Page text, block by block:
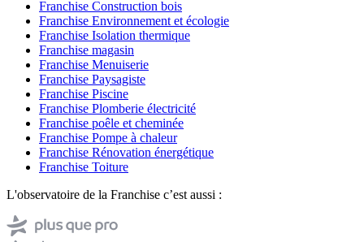
Franchise Construction bois
Franchise Environnement et écologie
Franchise Isolation thermique
Franchise magasin
Franchise Menuiserie
Franchise Paysagiste
Franchise Piscine
Franchise Plomberie électricité
Franchise poêle et cheminée
Franchise Pompe à chaleur
Franchise Rénovation énergétique
Franchise Toiture
L'observatoire de la Franchise c’est aussi :